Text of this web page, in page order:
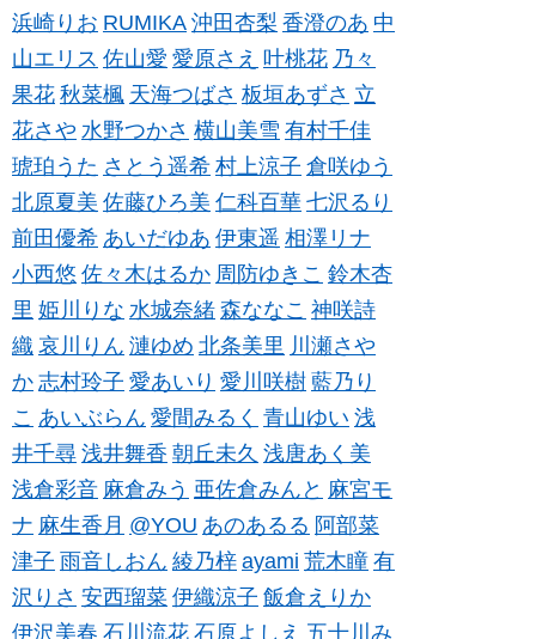
浜崎りお RUMIKA 沖田杏梨 香澄のあ 中
山エリス 佐山愛 愛原さえ 叶桃花 乃々
果花 秋菜楓 天海つばさ 板垣あずさ 立
花さや 水野つかさ 横山美雪 有村千佳
琥珀うた さとう遥希 村上涼子 倉咲ゆう
北原夏美 佐藤ひろ美 仁科百華 七沢るり
前田優希 あいだゆあ 伊東遥 相澤リナ
小西悠 佐々木はるか 周防ゆきこ 鈴木杏
里 姫川りな 水城奈緒 森ななこ 神咲詩
織 哀川りん 漣ゆめ 北条美里 川瀬さや
か 志村玲子 愛あいり 愛川咲樹 藍乃り
こ あいぶらん 愛間みるく 青山ゆい 浅
井千尋 浅井舞香 朝丘未久 浅唐あく美
浅倉彩音 麻倉みう 亜佐倉みんと 麻宮モ
ナ 麻生香月 @YOU あのあるる 阿部菜
津子 雨音しおん 綾乃梓 ayami 荒木瞳 有
沢りさ 安西瑠菜 伊織涼子 飯倉えりか
伊沢美春 石川流花 石原よしえ 五十川み